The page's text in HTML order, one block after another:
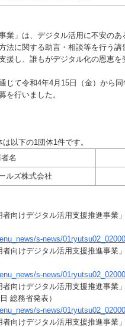
業」は、デジタル活用に不安の
法に関する助言・相談等を行う講
援し、誰もがデジタル化の恩恵
じて令和4年4月15日（金）から
を行いました。
以下の1団体1件です。
名
ルズ株式会社
者向けデジタル活用支援推進事
s-news/
者向けデジタル活用支援推進事業
s-news/
者向けデジタル活用支援推進事
総務省発表）
s-news/
者向けデジタル活用支援推進事